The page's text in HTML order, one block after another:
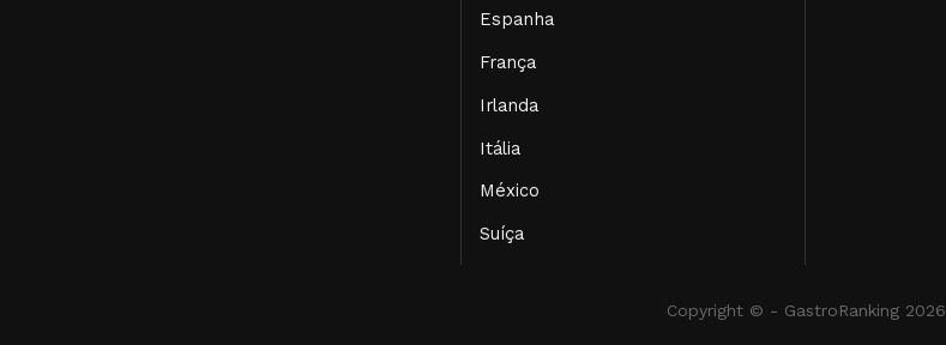
Espanha
França
Irlanda
Itália
México
Suíça
Copyright © - GastroRanking 2026